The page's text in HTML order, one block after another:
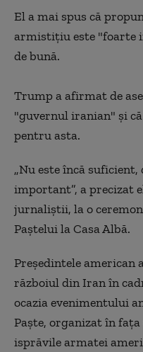
El a mai spus că
armistiţiu este "foarte
de bună.
Trump a afirmat de
"guvernul iranian" şi
pentru asta.
„Nu este încă
important”, a precizat
jurnaliștii, la o
Paștelui la Casa Albă.
Președintele american
războiul din Iran în
ocazia evenimentului
Paște, organizat în
isprăvile armatei